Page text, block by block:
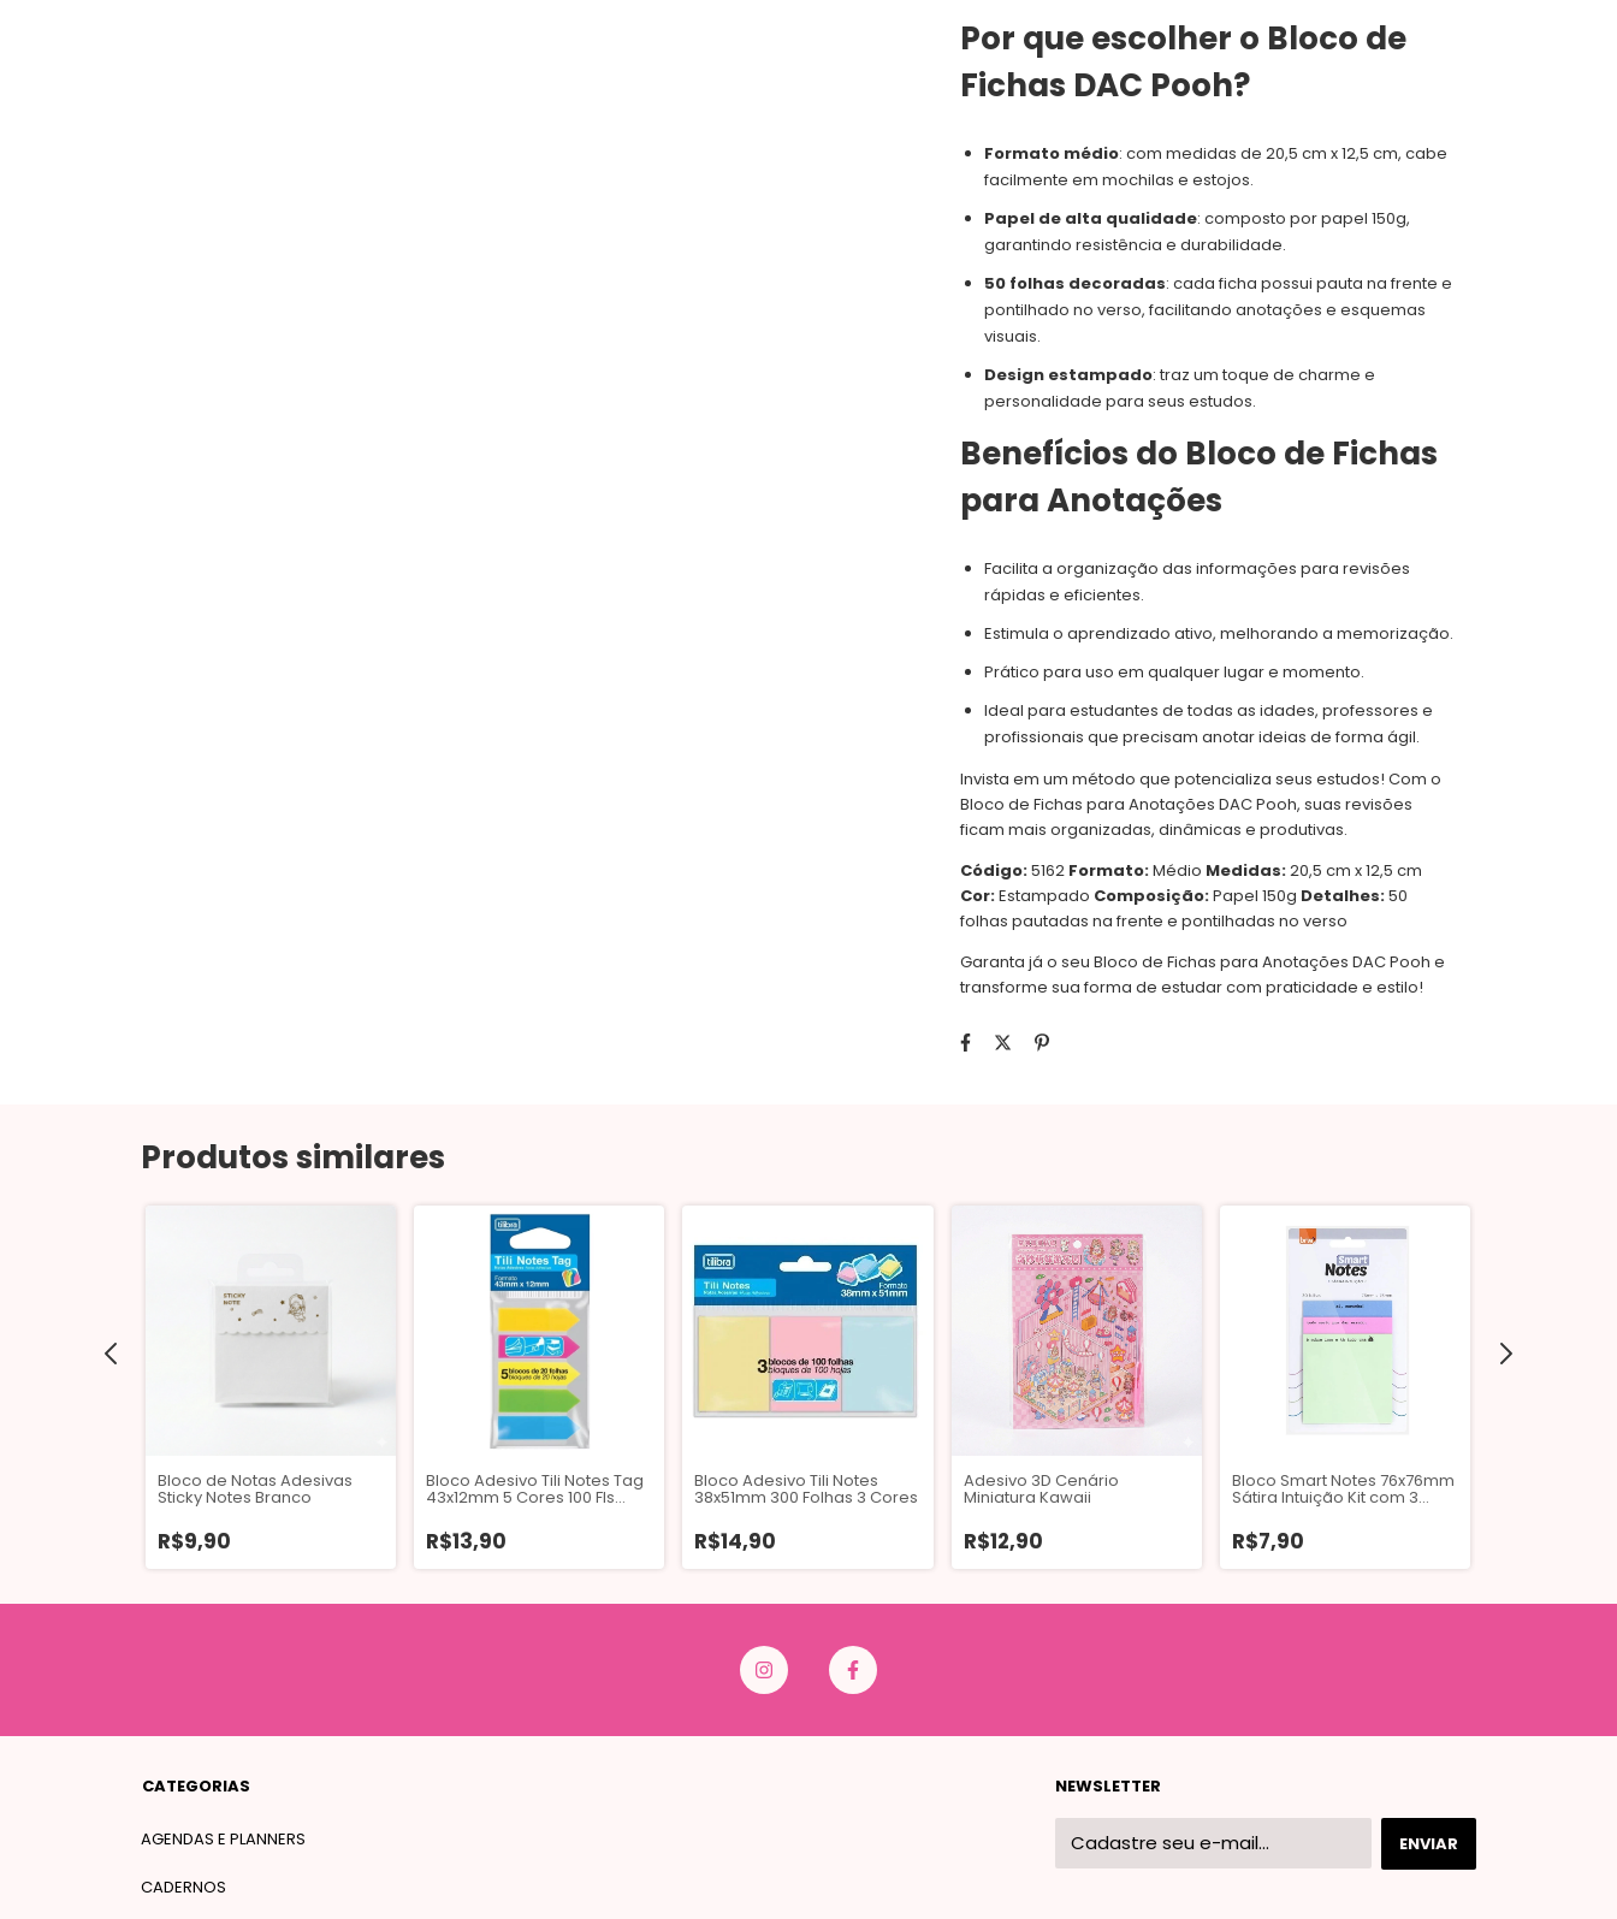
Por que escolher o Bloco de
Fichas DAC Pooh?
Formato médio: com medidas de 20,5 cm x 12,5 cm, cabe
facilmente em mochilas e estojos.
Papel de alta qualidade: composto por papel 150g,
garantindo resistência e durabilidade.
50 folhas decoradas: cada ficha possui pauta na frente e
pontilhado no verso, facilitando anotações e esquemas
visuais.
Design estampado: traz um toque de charme e
personalidade para seus estudos.
Benefícios do Bloco de Fichas
para Anotações
Facilita a organização das informações para revisões
rápidas e eficientes.
Estimula o aprendizado ativo, melhorando a memorização.
Prático para uso em qualquer lugar e momento.
Ideal para estudantes de todas as idades, professores e
profissionais que precisam anotar ideias de forma ágil.
Invista em um método que potencializa seus estudos! Com o
Bloco de Fichas para Anotações DAC Pooh, suas revisões
ficam mais organizadas, dinâmicas e produtivas.
Código:5162 Formato:Médio Medidas:20,5 cm x 12,5 cm
Cor:Estampado Composição:Papel 150g Detalhes:50
folhas pautadas na frente e pontilhadas no verso
Garanta já o seu Bloco de Fichas para Anotações DAC Pooh e
transforme sua forma de estudar com praticidade e estilo!
Produtos similares
Bloco de Notas Adesivas
Sticky Notes Branco
R$9,90
Bloco Adesivo Tili Notes Tag
43x12mm 5 Cores 100 Fls
R$13,90
Bloco Adesivo Tili Notes
38x51mm 300 Folhas 3 Cores
R$14,90
Adesivo 3D Cenário
Miniatura Kawaii
R$12,90
Bloco Smart Notes 76x76mm
Sátira Intuição Kit com 3
R$7,90
CATEGORIAS
AGENDAS E PLANNERS
CADERNOS
NEWSLETTER